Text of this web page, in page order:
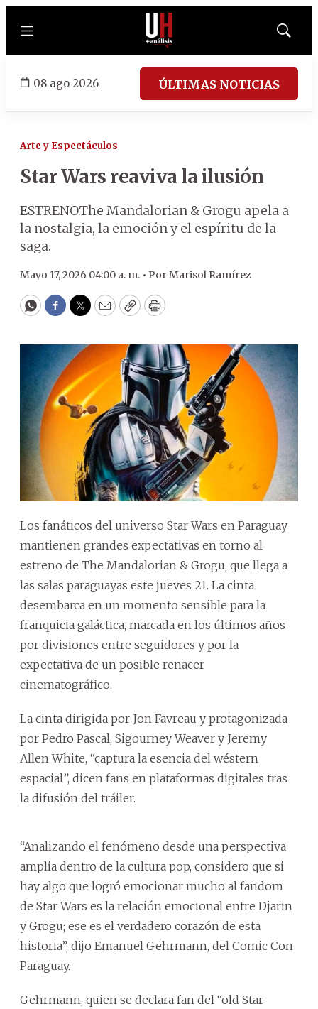
Menú
Mostrar
08 ago 2026 ÚLTIMAS NOTICIAS
Arte y Espectáculos
Star Wars reaviva la ilusión
ESTRENO.The Mandalorian & Grogu apela a
la nostalgia, la emoción y el espíritu de la
saga.
Mayo 17, 2026 04:00 a. m. • PorMarisol Ramírez
WhatsApp
Facebook
Twitter
EmailCopyPrint
Los fanáticos del universo Star Wars en Paraguay
mantienen grandes expectativas en torno al
estreno de The Mandalorian & Grogu, que llega a
las salas paraguayas este jueves 21. La cinta
desembarca en un momento sensible para la
franquicia galáctica, marcada en los últimos años
por divisiones entre seguidores y por la
expectativa de un posible renacer
cinematográfico.
La cinta dirigida por Jon Favreau y protagonizada
por Pedro Pascal, Sigourney Weaver y Jeremy
Allen White, “captura la esencia del wéstern
espacial”, dicen fans en plataformas digitales tras
la difusión del tráiler.
“Analizando el fenómeno desde una perspectiva
amplia dentro de la cultura pop, considero que si
hay algo que logró emocionar mucho al fandom
de Star Wars es la relación emocional entre Djarin
y Grogu; ese es el verdadero corazón de esta
historia”, dijo Emanuel Gehrmann, del Comic Con
Paraguay.
Gehrmann, quien se declara fan del “old Star